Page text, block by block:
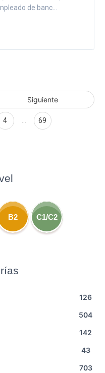
de banc...
Siguiente
4 69
B2 C1/C2
126
504
142
43
703